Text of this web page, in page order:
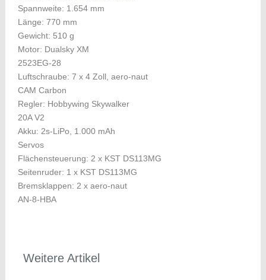
Spannweite: 1.654 mm
Länge: 770 mm
Gewicht: 510 g
Motor: Dualsky XM
2523EG-28
Luftschraube: 7 x 4 Zoll, aero-naut
CAM Carbon
Regler: Hobbywing Skywalker
20A V2
Akku: 2s-LiPo, 1.000 mAh
Servos
Flächensteuerung: 2 x KST DS113MG
Seitenruder: 1 x KST DS113MG
Bremsklappen: 2 x aero-naut
AN-8-HBA
Weitere Artikel